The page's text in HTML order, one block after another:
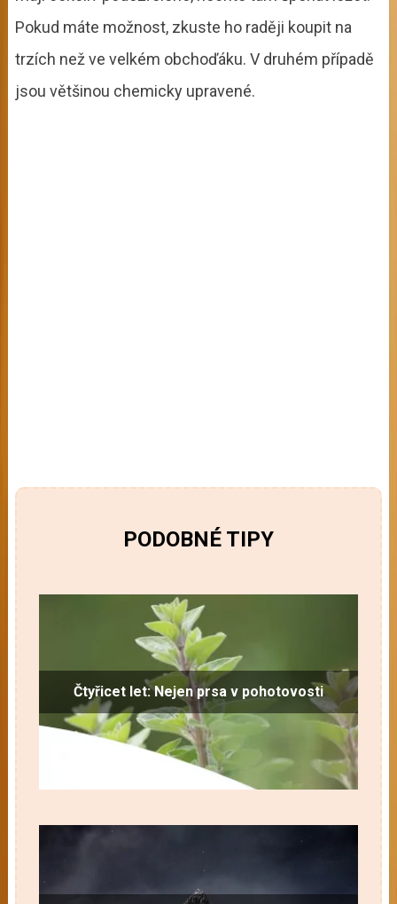
Pokud máte možnost, zkuste ho raději koupit na
trzích než ve velkém obchoďáku. V druhém případě
jsou většinou chemicky upravené.
PODOBNÉ TIPY
Čtyřicet let: Nejen prsa v pohotovosti